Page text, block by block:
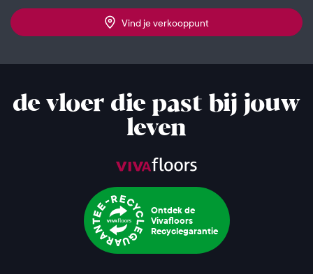
Vind je verkooppunt
de vloer die past bij jouw
leven
Ontdek de
Vivafloors
Recyclegarantie